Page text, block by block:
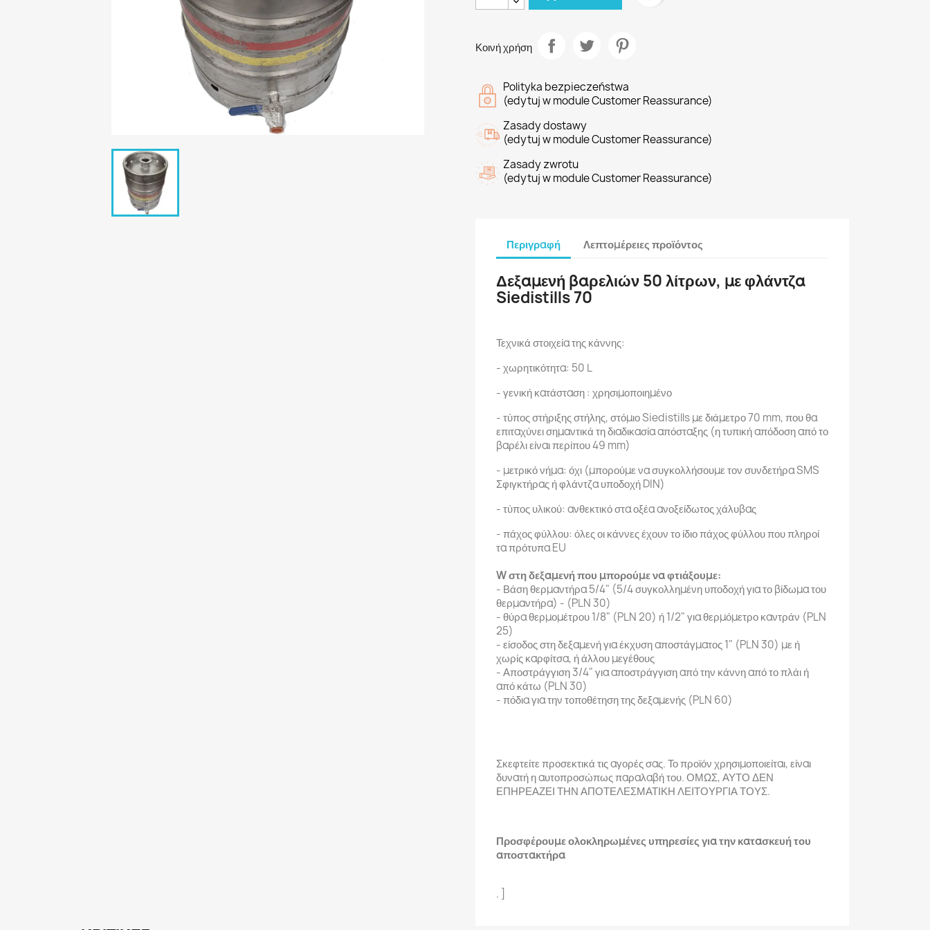
Κοινή χρήση
Polityka bezpieczeństwa
(edytuj w module Customer Reassurance)
Zasady dostawy
(edytuj w module Customer Reassurance)
Zasady zwrotu
(edytuj w module Customer Reassurance)
Περιγραφή Λεπτομέρειες προϊόντος
Δεξαμενή βαρελιών 50 λίτρων, με φλάντζα
Siedistills 70
Τεχνικά στοιχεία της κάννης:
- χωρητικότητα: 50 L
- γενική κατάσταση : χρησιμοποιημένο
- τύπος στήριξης στήλης, στόμιο Siedistills με διάμετρο 70 mm, που θα
επιταχύνει σημαντικά τη διαδικασία απόσταξης (η τυπική απόδοση από το
βαρέλι είναι περίπου 49 mm)
- μετρικό νήμα: όχι (μπορούμε να συγκολλήσουμε τον συνδετήρα SMS
Σφιγκτήρας ή φλάντζα υποδοχή DIN)
- τύπος υλικού: ανθεκτικό στα οξέα ανοξείδωτος χάλυβας
- πάχος φύλλου: όλες οι κάννες έχουν το ίδιο πάχος φύλλου που πληροί
τα πρότυπα EU
W στη δεξαμενή που μπορούμε να φτιάξουμε:
- Βάση θερμαντήρα 5/4" (5/4 συγκολλημένη υποδοχή για το βίδωμα του
θερμαντήρα) - (PLN 30)
- θύρα θερμομέτρου 1/8" (PLN 20) ή 1/2" για θερμόμετρο καντράν (PLN
25)
- είσοδος στη δεξαμενή για έκχυση αποστάγματος 1" (PLN 30) με ή
χωρίς καρφίτσα, ή άλλου μεγέθους
- Αποστράγγιση 3/4" για αποστράγγιση από την κάννη από το πλάι ή
από κάτω (PLN 30)
- πόδια για την τοποθέτηση της δεξαμενής (PLN 60)
Σκεφτείτε προσεκτικά τις αγορές σας. Το προϊόν χρησιμοποιείται, είναι
δυνατή η αυτοπροσώπως παραλαβή του. ΟΜΩΣ, ΑΥΤΟ ΔΕΝ
ΕΠΗΡΕΑΖΕΙ ΤΗΝ ΑΠΟΤΕΛΕΣΜΑΤΙΚΗ ΛΕΙΤΟΥΡΓΙΑ ΤΟΥΣ.
Προσφέρουμε ολοκληρωμένες υπηρεσίες για την κατασκευή του
αποστακτήρα
. ]